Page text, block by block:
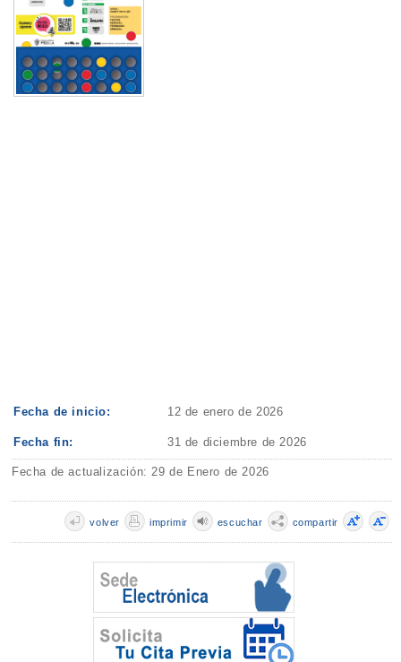
Fecha de inicio: 12 de enero de 2026
Fecha fin: 31 de diciembre de 2026
Fecha de actualización: 29 de Enero de 2026
compartir
escuchar
imprimir
volver